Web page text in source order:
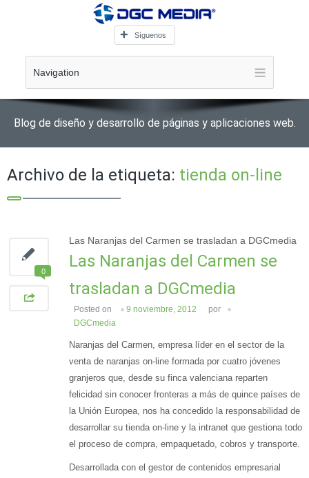
Síguenos
Navigation
Blog de diseño y desarrollo de páginas y aplicaciones web.
Archivo de la etiqueta: tienda on-line
0
Las Naranjas del Carmen se trasladan a DGCmedia
Las Naranjas del Carmen se
trasladan a DGCmedia
Posted on 9 noviembre, 2012
por
DGCmedia
Naranjas del Carmen, empresa líder en el sector de la
venta de naranjas on-line formada por cuatro jóvenes
granjeros que, desde su finca valenciana reparten
felicidad sin conocer fronteras a más de quince países de
la Unión Europea, nos ha concedido la responsabilidad de
desarrollar su tienda on-line y la intranet que gestiona todo
el proceso de compra, empaquetado, cobros y transporte.
Desarrollada con el gestor de contenidos empresarial